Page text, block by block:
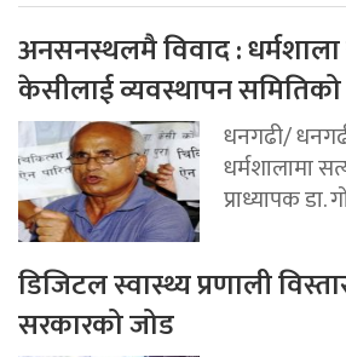
अनसनस्थलमै विवाद : धर्मशाला
केसीलाई व्यवस्थापन समितिको
धनगढी/
धर्मशालामा
प्राध्यापक डा.
डिजिटल स्वास्थ्य प्रणाली
सरकारको जोड